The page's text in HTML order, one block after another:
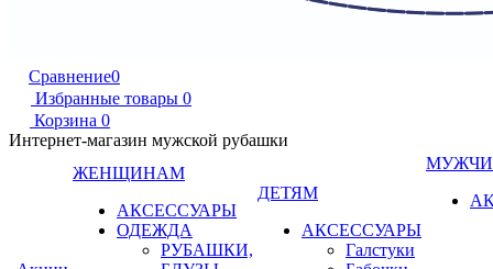
Сравнение0
Избранные товары 0
Корзина 0
Интернет-магазин мужской рубашки
ЖЕНЩИНАМ
АКСЕССУАРЫ
ОДЕЖДА
РУБАШКИ,
ДЕТЯМ
АКСЕССУАРЫ
Галстуки